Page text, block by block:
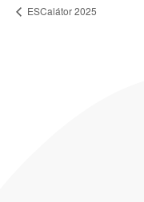
ESCalátor 2025